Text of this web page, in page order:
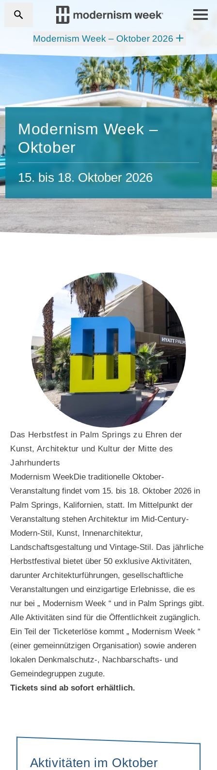
Modernism Week – Oktober 2026
Modernism Week –
Oktober
15. bis 18. Oktober 2026
Das Herbstfest in Palm Springs zu Ehren der
Kunst, Architektur und Kultur der Mitte des
Jahrhunderts
Modernism WeekDie traditionelle Oktober-
Veranstaltung findet vom 15. bis 18. Oktober 2026 in
Palm Springs, Kalifornien, statt. Im Mittelpunkt der
Veranstaltung stehen Architektur im Mid-Century-
Modern-Stil, Kunst, Innenarchitektur,
Landschaftsgestaltung und Vintage-Stil. Das jährliche
Herbstfestival bietet über 50 exklusive Aktivitäten,
darunter Architekturführungen, gesellschaftliche
Veranstaltungen und einzigartige Erlebnisse, die es
nur bei „ Modernism Week “ und in Palm Springs gibt.
Alle Aktivitäten sind für die Öffentlichkeit zugänglich.
Ein Teil der Ticketerlöse kommt „ Modernism Week “
(einer gemeinnützigen Organisation) sowie anderen
lokalen Denkmalschutz-, Nachbarschafts- und
Gemeindegruppen zugute.
Tickets sind ab sofort erhältlich.
Aktivitäten im Oktober